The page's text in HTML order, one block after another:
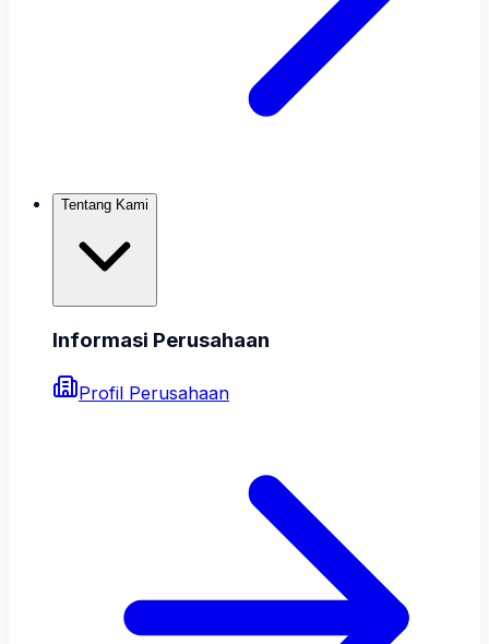
Tentang Kami
Informasi Perusahaan
Profil Perusahaan